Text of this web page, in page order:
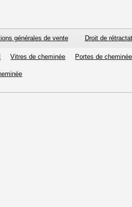
générales de vente Droit de
Vitres de cheminée Portes de cheminée